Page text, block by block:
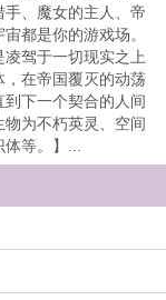
、魔女的主人、帝
都是你的游戏场。
驾于一切现实之上
，在帝国覆灭的动荡
下一个契合的人间
为不朽英灵、空间
体等。】...